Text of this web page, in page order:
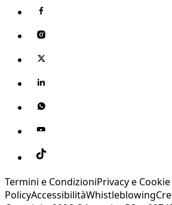
Termini e CondizioniPrivacy e Cookie
PolicyAccessibilitàWhistleblowing